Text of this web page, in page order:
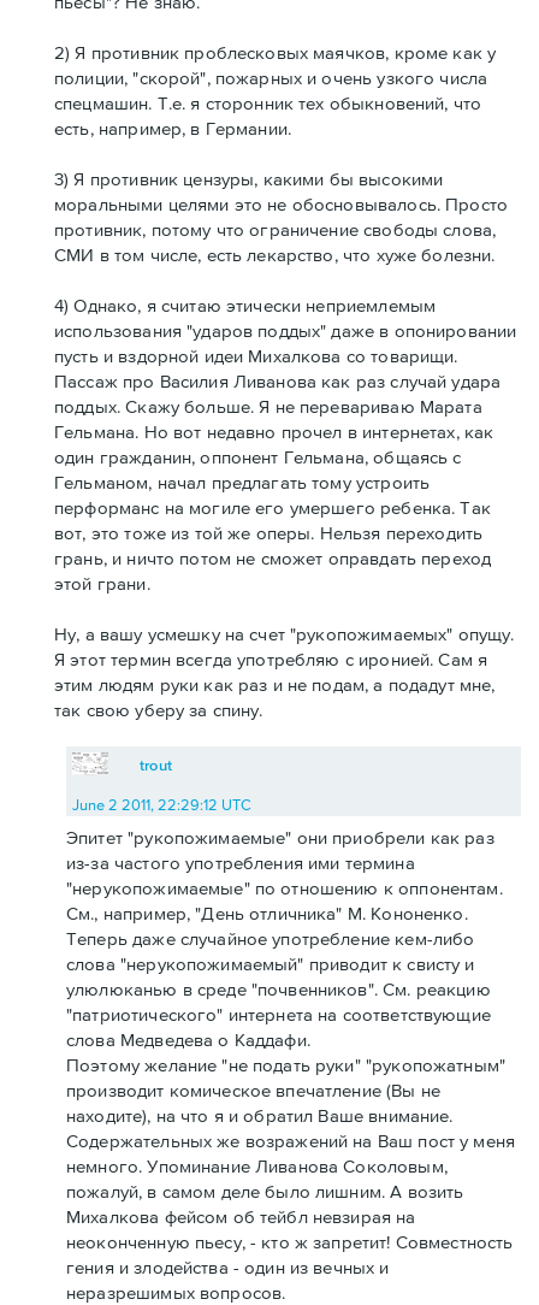
2) Я противник проблесковых маячков, кроме как у
полиции, "скорой", пожарных и очень узкого числа
спецмашин. Т.е. я сторонник тех обыкновений, что
есть, например, в Германии.
3) Я противник цензуры, какими бы высокими
моральными целями это не обосновывалось. Просто
противник, потому что ограничение свободы слова,
СМИ в том числе, есть лекарство, что хуже болезни.
4) Однако, я считаю этически неприемлемым
использования "ударов поддых" даже в опонировании
пусть и вздорной идеи Михалкова со товарищи.
Пассаж про Василия Ливанова как раз случай удара
поддых. Скажу больше. Я не перевариваю Марата
Гельмана. Но вот недавно прочел в интернетах, как
один гражданин, оппонент Гельмана, общаясь с
Гельманом, начал предлагать тому устроить
перформанс на могиле его умершего ребенка. Так
вот, это тоже из той же оперы. Нельзя переходить
грань, и ничто потом не сможет оправдать переход
этой грани.
Ну, а вашу усмешку на счет "рукопожимаемых" опущу.
Я этот термин всегда употребляю с иронией. Сам я
этим людям руки как раз и не подам, а подадут мне,
так свою уберу за спину.
trout
June 2 2011, 22:29:12 UTC
Эпитет "рукопожимаемые" они приобрели как раз
из-за частого употребления ими термина
"нерукопожимаемые" по отношению к оппонентам.
См., например, "День отличника" М. Кононенко.
Теперь даже случайное употребление кем-либо
слова "нерукопожимаемый" приводит к свисту и
улюлюканью в среде "почвенников". См. реакцию
"патриотического" интернета на соответствующие
слова Медведева о Каддафи.
Поэтому желание "не подать руки" "рукопожатным"
производит комическое впечатление (Вы не
находите), на что я и обратил Ваше внимание.
Содержательных же возражений на Ваш пост у меня
немного. Упоминание Ливанова Соколовым,
пожалуй, в самом деле было лишним. А возить
Михалкова фейсом об тейбл невзирая на
неоконченную пьесу, - кто ж запретит! Совместность
гения и злодейства - один из вечных и
неразрешимых вопросов.